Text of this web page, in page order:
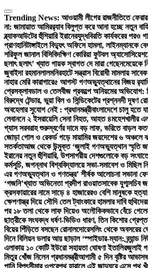
Skip
to
content
Trending News: আওয়ামী লীগের রাজনীতিতে
না: জামায়াত আমিরর‍্যাব বিলুপ্ত করে আনা হচ্ছে নতুন
ব্ল্যাকআউটের হুঁশিয়ারি ইরানেরযুদ্ধবিরতি কার্যকরের পরও
প্রাণহানিটাঙ্গাইলে বিদ্যুৎ অফিসে হামলা, লাইনম্যানকে
শরিফুল জানাল বিসিবিদক্ষিণ কোরিয়া ফুটবল
ছলাৎ ছলাৎ’ খ্যাত গায়ক স্বাগত দে মারা গেছেনমেয়েকে
জুবাইদা রহমানলালমনিরহাটে সন্ত্রাস বিরোধী মামলায়
নাহার মেরি কারাগারে৫ আগস্ট গণঅভ্যুত্থানের বিজয়
প্রেসক্লাবডাল ও তেলবীজ প্রকল্পে অনিয়মের অভিযোগ:
বিরুদ্ধে টেন্ডার, ভুয়া বিল ও সিন্ডিকেটের প্রশ্ননদী দূষণ
অবহেলার সুযোগ নেই : প্রধানমন্ত্রীবাংলাদেশে চালু হতে
লেবাননে ২ ইসরায়েলি সেনা নিহত, আহত ৪মহেশখালীর
গ্যাস সরবরাহ শুরুস্বর্ণের দামে বড় লাফ, ভরিতে বাড়ল কত
জোড়া গোল ও রেকর্ড গড়ে মায়ামির জয়দেশের ৬ অঞ্চলে
সতর্কতাআজ থেকে উন্মুক্ত ‘জুলাই গণঅভ্যুত্থান স্মৃতি
ইরানের নতুন হুঁশিয়ারি, উপসাগরীয় দেশগুলোকে বড়
কর্মসূচি, জগন্নাথ বিশ্ববিদ্যালয়ে সভা-সমাবেশ ও মিছিল
এর গণঅভ্যুত্থান ও গণতন্ত্র’ শীর্ষক আলোচনা সভানা
‘গজনি’খ্যাত অভিনেতা প্রদীপ রাওয়াতসাবেক যুগ্মসচিব
ক্রসফায়ারের নামে সাড়ে ৪ হাজারেরও বেশি মানুষকে
ক্ষেপণাস্ত্র দিয়ে সৌদি তেল ট্যাংকারে হামলার দাবি হুথিদের
পর ১৮ তলা থেকে লাফ দিয়েও অলৌকিকভাবে বেঁচে
ছাত্রীকে সংঘবদ্ধ ধর্ষণ-ভিডিও ধারণ, তিন কিশোর
বিয়ের পিঁড়িতে বসছেন রোনালদোরেসলিং থেকে অবসরের
দিনে বিলিয়ন ডলার আয় ছাড়াল ‘স্পাইডার-ম্যান: ব্র্যান্ড
এলাকায় ১০ কোটি ইউরো সহায়তা ঘোষণা ইতালিরজুলাই
মিতুর খোঁজ নিলেন প্রধানমন্ত্রীআগামী ৫ দিন বৃষ্টির আভাস
পানি বিপৎসীমার ওপরেপথ হারালে এই জাদুঘরে এসে পথ